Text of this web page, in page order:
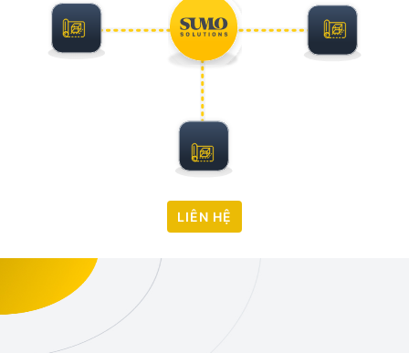
LIÊN HỆ